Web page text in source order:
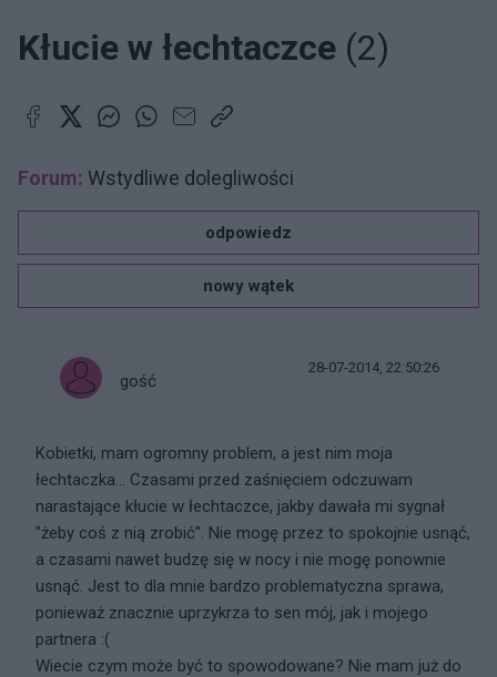
Kłucie w łechtaczce (2)
Forum: Wstydliwe dolegliwości
odpowiedz
nowy wątek
gość
28-07-2014, 22:50:26
Kobietki, mam ogromny problem, a jest nim moja
łechtaczka... Czasami przed zaśnięciem odczuwam
narastające kłucie w łechtaczce, jakby dawała mi sygnał
"żeby coś z nią zrobić". Nie mogę przez to spokojnie usnąć,
a czasami nawet budzę się w nocy i nie mogę ponownie
usnąć. Jest to dla mnie bardzo problematyczna sprawa,
ponieważ znacznie uprzykrza to sen mój, jak i mojego
partnera :(
Wiecie czym może być to spowodowane? Nie mam już do